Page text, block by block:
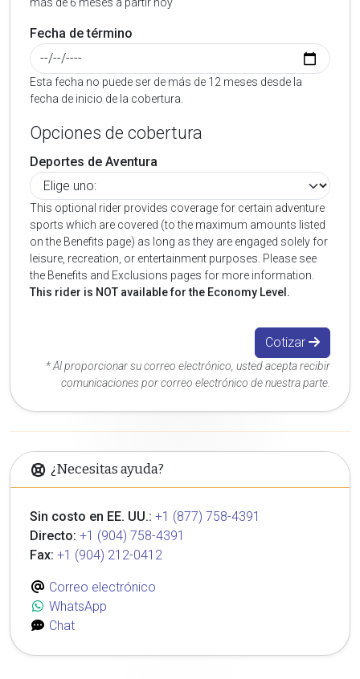
Fecha de término
Esta fecha no puede ser de más de 12 meses desde la
fecha de inicio de la cobertura.
Opciones de cobertura
Deportes de Aventura
This optional rider provides coverage for certain adventure
sports which are covered (to the maximum amounts listed
on the Benefits page) as long as they are engaged solely for
leisure, recreation, or entertainment purposes. Please see
the Benefits and Exclusions pages for more information.
This rider is NOT available for the Economy Level.
Cotizar
* Al proporcionar su correo electrónico, usted acepta recibir
comunicaciones por correo electrónico de nuestra parte.
¿Necesitas ayuda?
Sin costo en EE. UU.: +1 (877) 758-4391
Directo: +1 (904) 758-4391
Fax: +1 (904) 212-0412
Correo electrónico
WhatsApp
Chat